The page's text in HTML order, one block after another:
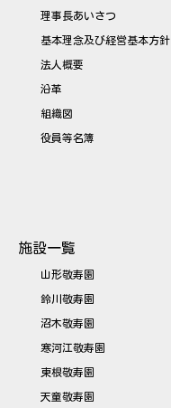
理事長あいさつ
基本理念及び経営基本方針
法人概要
沿革
組織図
役員等名簿
施設一覧
山形敬寿園
鈴川敬寿園
沼木敬寿園
寒河江敬寿園
東根敬寿園
天童敬寿園